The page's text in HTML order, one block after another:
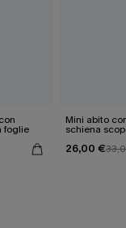
foglie
Mini abito
schiena
26,00 €